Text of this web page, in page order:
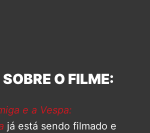
O FILME:
e a Vespa:
já está sendo filmado e